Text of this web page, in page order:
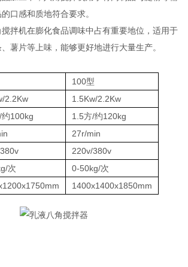
口感和质地符合要求‌。
拌机在膨化食品调味中占有重要地位，适用于
薯片等上味，能够更好地进行大量生产‌。
100型
2.2Kw
1.5Kw/2.2Kw
约100kg
1.5方/约120kg
27r/min
220v/380v
次
0-50kg/次
1400x1400x1850mm